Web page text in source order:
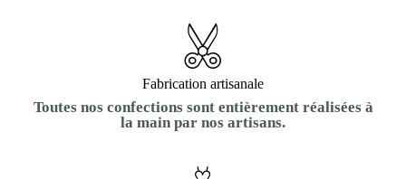
Fabrication artisanale
Toutes nos confections sont entièrement réalisées à
la main par nos artisans.